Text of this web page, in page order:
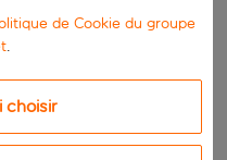
de Cookie du groupe
.
choisir